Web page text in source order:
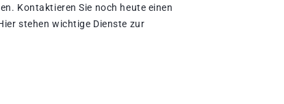
Kontaktieren Sie noch heute einen
stehen wichtige Dienste zur